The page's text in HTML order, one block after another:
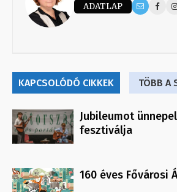
ADATLAP
KAPCSOLÓDÓ CIKKEK TÖBB A
Jubileumot
fesztiválja
160 éves Fővárosi